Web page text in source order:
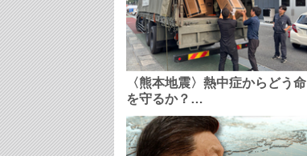
〈熊本地震〉熱中症からどう命
を守るか？…